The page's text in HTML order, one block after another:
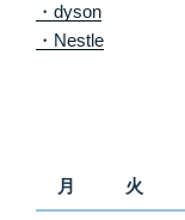
・dyson
・Nestle
月
火